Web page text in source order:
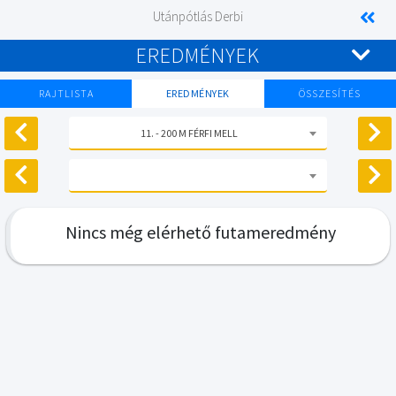
Utánpótlás Derbi
EREDMÉNYEK
RAJTLISTA EREDMÉNYEK ÖSSZESÍTÉS
11. - 200 M FÉRFI MELL
Nincs még elérhető futameredmény